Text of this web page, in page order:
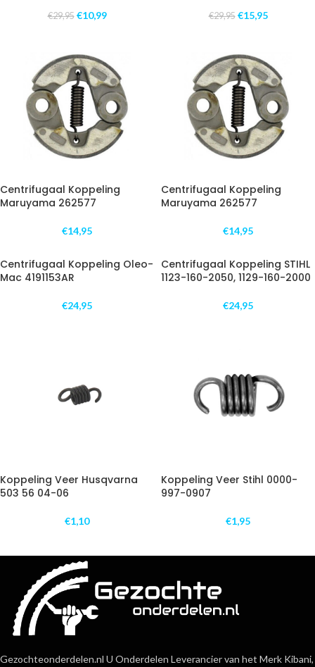
€29,95 €10,99 €29,95 €15,95
Centrifugaal Koppeling
Maruyama 262577
€14,95
Centrifugaal Koppeling
Maruyama 262577
€14,95
Centrifugaal Koppeling Oleo-
Mac 4191153AR
€24,95
Centrifugaal Koppeling STIHL
1123-160-2050, 1129-160-2000
€24,95
Koppeling Veer Husqvarna
503 56 04-06
€1,10
Koppeling Veer Stihl 0000-
997-0907
€1,95
Gezochteonderdelen.nl U Onderdelen Leverancier van het Merk Kibani,